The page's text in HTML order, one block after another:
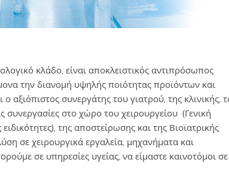
κλάδο, είναι αποκλειστικός αντιπρόσωπος
την διανομή υψηλής ποιότητας προϊόντων και
συνεργάτης του γιατρού, της κλινικής,
συνεργασίες στο χώρο του χειρουργείου (Γενική
της αποστείρωσης και της Βιοϊατρικής
σε χειρουργικά εργαλεία, μηχανήματα και
σε υπηρεσίες υγείας, να είμαστε καινοτόμοι σε